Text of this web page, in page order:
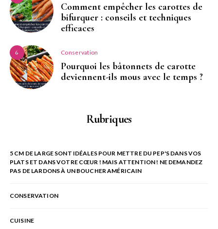
Comment empêcher les carottes de
bifurquer : conseils et techniques
efficaces
6 Conservation
Pourquoi les bâtonnets de carotte
deviennent-ils mous avec le temps ?
Rubriques
5 CM DE LARGE SONT IDÉALES POUR METTRE DU PEP'S DANS VOS
PLATS ET DANS VOTRE CŒUR ! MAIS ATTENTION ! NE DEMANDEZ
PAS DE LARDONS À UN BOUCHER AMÉRICAIN
CONSERVATION
CUISINE